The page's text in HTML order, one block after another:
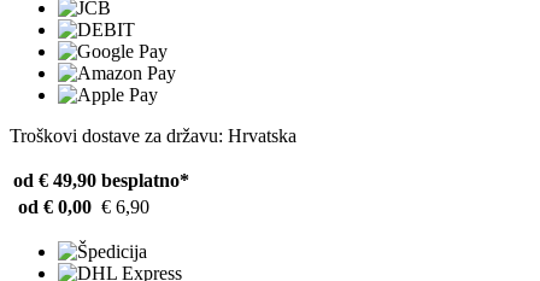
Troškovi dostave za državu: Hrvatska
od € 49,90 besplatno*
od € 0,00 € 6,90